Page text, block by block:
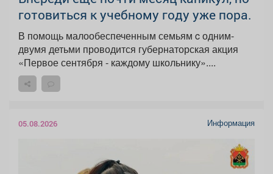
готовиться к учебному году уже пора.
В помощь малообеспеченным семьям c одним-
двумя детьми проводится губернаторская акция
«Первое сентября - каждому школьнику»....
05.08.2026 Информация